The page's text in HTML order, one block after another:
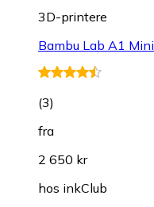
3D-printere
Bambu Lab A1 Mini
(3)
fra
2 650 kr
hos inkClub